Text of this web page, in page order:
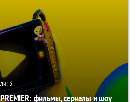
3
PREMIER: фильмы, сериалы и шоу